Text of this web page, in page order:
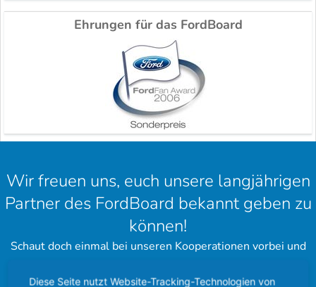
Ehrungen für das FordBoard
Wir freuen uns, euch unsere langjährigen
Partner des FordBoard bekannt geben zu
können!
Schaut doch einmal bei unseren Kooperationen vorbei und
Diese Seite nutzt Website-Tracking-Technologien von